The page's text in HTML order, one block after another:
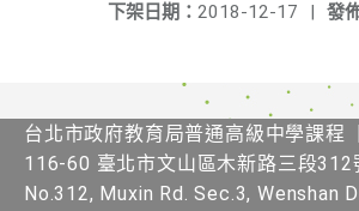
發
下架日期： 2018-12-17
|
台北市政府教育局普通高級中學課程​
116-60 臺北市文山區木新路三段312
No.312, Muxin Rd. Sec.3, Wenshan